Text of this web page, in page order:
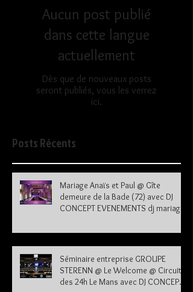
Aucun post publié
dans cette langue
actuellement
Dès que de nouveaux posts
seront publiés, vous les verrez
ici.
Posts Récents
Mariage Anaïs et Paul @ Gîte
demeure de la Bade (72) avec DJ
CONCEPT EVENEMENTS dj mariage
Séminaire entreprise GROUPE
STERENN @ Le Welcome @ Circuit
des 24h Le Mans avec DJ CONCEPT